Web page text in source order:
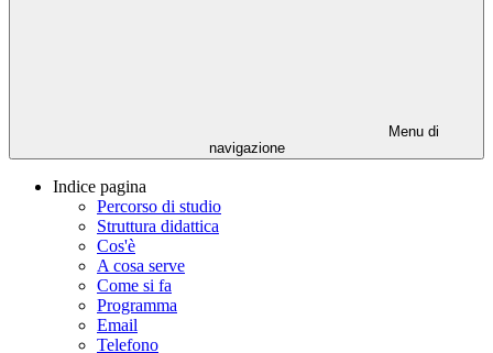
Menu di
navigazione
Indice pagina
Percorso di studio
Struttura didattica
Cos'è
A cosa serve
Come si fa
Programma
Email
Telefono